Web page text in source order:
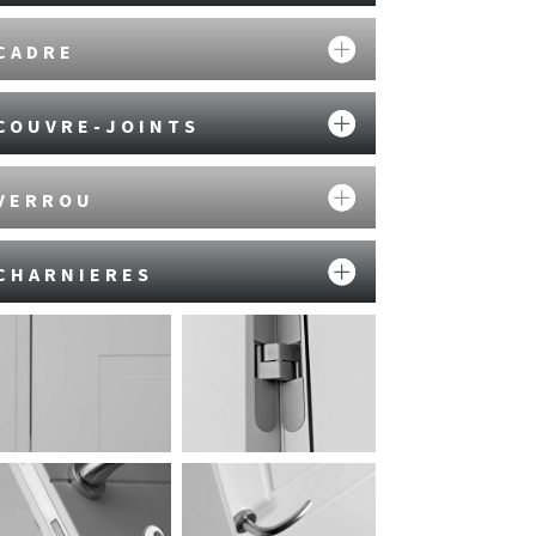
JOINTS